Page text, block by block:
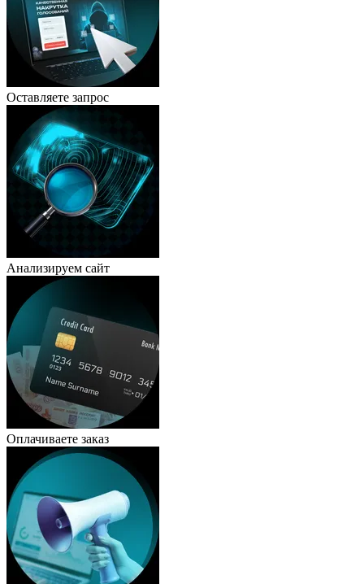
Оставляете запрос
Анализируем сайт
Оплачиваете заказ